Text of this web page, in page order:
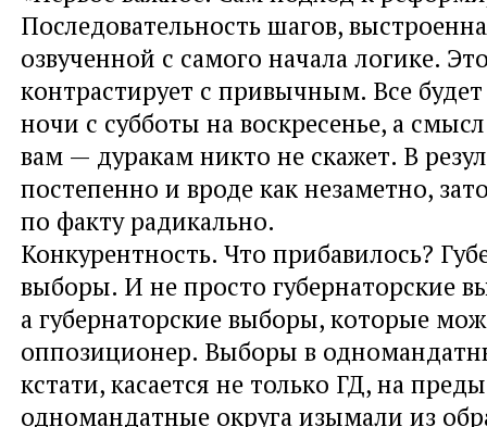
Последовательность шагов,
озвученной с самого начала логике.
контрастирует с привычным. Все будет
ночи с субботы на воскресенье, а
вам — дуракам никто не скажет. В
постепенно и вроде как незаметно,
по факту радикально.
Конкурентность. Что прибавилось?
выборы. И не просто губернаторские
а губернаторские выборы, которые
оппозиционер. Выборы в
кстати, касается не только ГД, на
одномандатные округа изымали из